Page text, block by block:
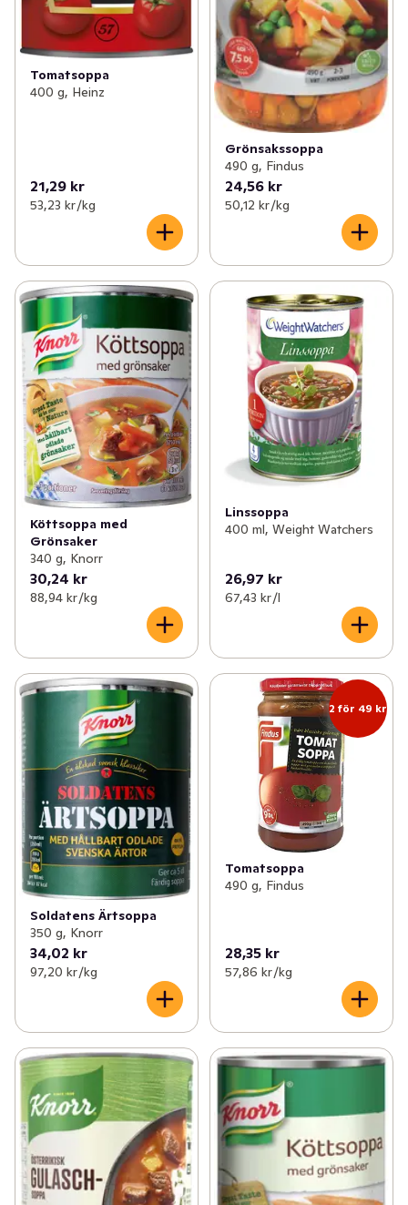
Tomatsoppa
400 g, Heinz
21,29 kr
53,23 kr /kg
Grönsakssoppa
490 g, Findus
24,56 kr
50,12 kr /kg
Köttsoppa med
Grönsaker
340 g, Knorr
30,24 kr
88,94 kr /kg
Linssoppa
400 ml, Weight Watchers
26,97 kr
67,43 kr /l
Soldatens Ärtsoppa
350 g, Knorr
34,02 kr
97,20 kr /kg
2 för 49 kr
Tomatsoppa
490 g, Findus
28,35 kr
57,86 kr /kg